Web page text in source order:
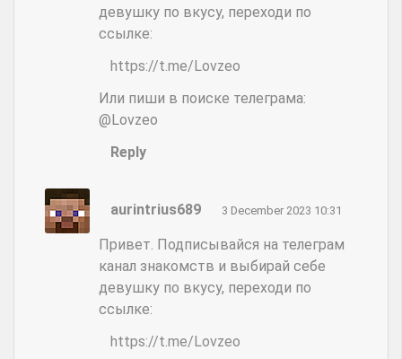
девушку по вкусу, переходи по
ссылке:
https://t.me/Lovzeo
Или пиши в поиске телеграма:
@Lovzeo
Reply
aurintrius689 3 December 2023 10:31
Привет. Подписывайся на телеграм
канал знакомств и выбирай себе
девушку по вкусу, переходи по
ссылке:
https://t.me/Lovzeo